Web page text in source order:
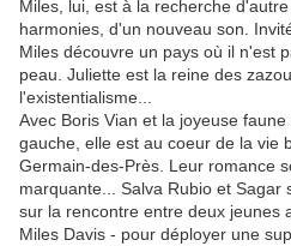
Miles, lui, est à la recherche
harmonies, d'un nouveau son.
Miles découvre un pays où il n'est
peau. Juliette est la reine des
l'existentialisme...
Avec Boris Vian et la joyeuse
gauche, elle est au coeur de la vie
Germain-des-Près. Leur romance
marquante... Salva Rubio et Sagar
sur la rencontre entre deux jeunes
Miles Davis - pour déployer une